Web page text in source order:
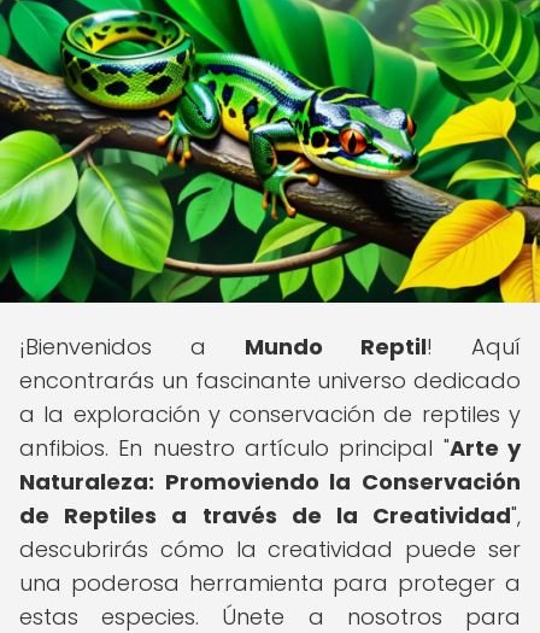
¡Bienvenidos a Mundo Reptil! Aquí
encontrarás un fascinante universo dedicado
a la exploración y conservación de reptiles y
anfibios. En nuestro artículo principal "Arte y
Naturaleza: Promoviendo la Conservación
de Reptiles a través de la Creatividad",
descubrirás cómo la creatividad puede ser
una poderosa herramienta para proteger a
estas especies. Únete a nosotros para